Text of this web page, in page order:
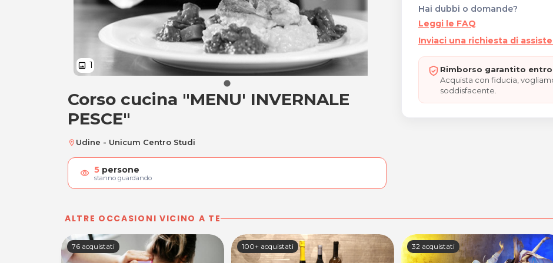
image 1
Corso cucina "MENU' INVERNALE PESCE"
Corso cucina "MENU' INVERNALE
PESCE"
location_on Udine - Unicum Centro Studi
visibility 5 persone
stanno guardando
Hai dubbi o domande?
Leggi le FAQ
Inviaci una richiesta di
Rimborso garantito entro
Acquista con fiducia,
soddisfacente.
ALTRE OCCASIONI VICINO A TE
76 acquistati 100+ acquistati 32 acquistati